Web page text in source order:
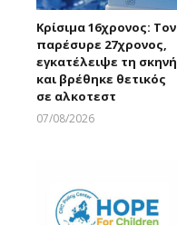
Κρίσιμα 16χρονος: Τον
παρέσυρε 27χρονος,
εγκατέλειψε τη σκηνή
και βρέθηκε θετικός
σε αλκοτεστ
07/08/2026